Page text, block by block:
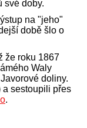
své doby.
na "jeho"
době šlo o
že roku 1867
Waly
doliny.
a sestoupili přes
.